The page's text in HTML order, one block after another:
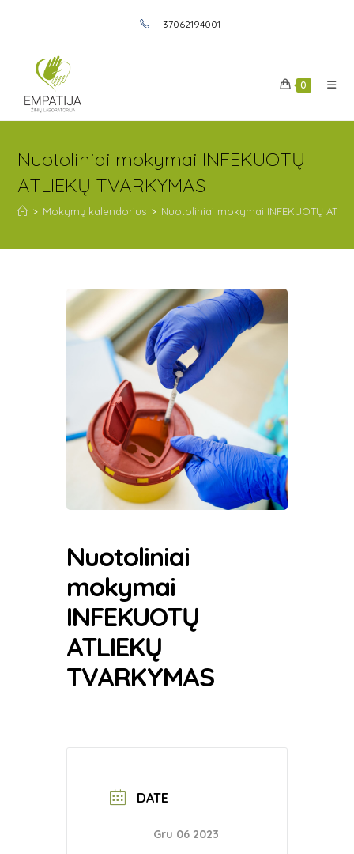
+37062194001
0
Nuotoliniai mokymai INFEKUOTŲ
ATLIEKŲ TVARKYMAS
> Mokymų kalendorius > Nuotoliniai mokymai INFEKUOTŲ
Nuotoliniai
mokymai
INFEKUOTŲ
ATLIEKŲ
TVARKYMAS
DATE
Gru 06 2023